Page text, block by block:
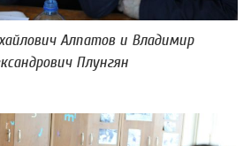
Алпатов и Владимир
Плунгян